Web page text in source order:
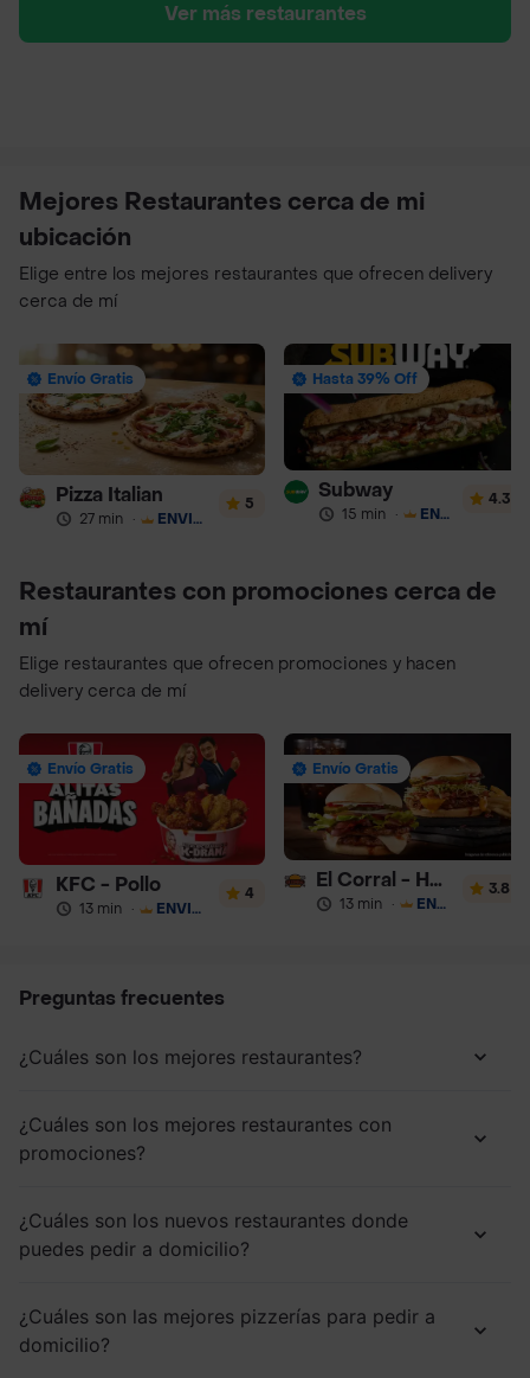
Ver más restaurantes
Mejores Restaurantes cerca de mi
ubicación
Elige entre los mejores restaurantes que ofrecen delivery
cerca de mí
Envío Gratis
Pizza Italian
27 min · ENVÍO GRATIS
5
Hasta 39% Off
Subway
15 min · ENVÍO GRATIS
4.3
Restaurantes con promociones cerca de
mí
Elige restaurantes que ofrecen promociones y hacen
delivery cerca de mí
Envío Gratis
KFC - Pollo
13 min · ENVÍO GRATIS
4
Envío Gratis
El Corral - Hamburguesa
13 min · ENVÍO GRATIS
3.8
Preguntas frecuentes
¿Cuáles son los mejores restaurantes?
¿Cuáles son los mejores restaurantes con
promociones?
¿Cuáles son los nuevos restaurantes donde
puedes pedir a domicilio?
¿Cuáles son las mejores pizzerías para pedir a
domicilio?